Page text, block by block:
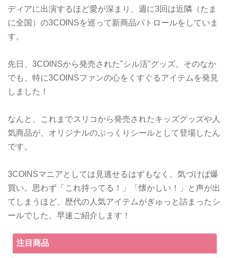
ディアに出演するほど愛が深まり、週に3回は近隣（たま
に全国）の3COINSを巡って新商品パトロールをしていま
す。
先日、3COINSから発売された"シル活"グッズ。そのなか
でも、特に3COINSファンの心をくすぐるアイテムを発見
しました！
なんと、これまでスリコから発売されたキッズグッズや人
気商品が、オリジナルのぷっくりシールとして登場したん
です。
3COINSマニアとしては見逃せるはずもなく、気づけば爆
買い。思わず「これ持ってる！」「懐かしい！」と声が出
てしまうほど、歴代の人気アイテムがぎゅっと詰まったシ
ールでした。早速ご紹介します！
注目商品